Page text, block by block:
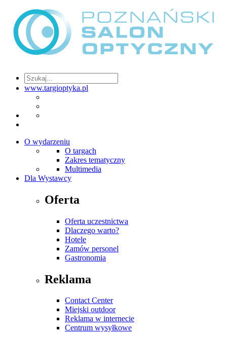
www.targioptyka.pl
O wydarzeniu
O targach
Zakres tematyczny
Multimedia
Dla Wystawcy
Oferta
Oferta uczestnictwa
Dlaczego warto?
Hotele
Zamów personel
Gastronomia
Reklama
Contact Center
Miejski outdoor
Reklama w internecie
Centrum wysyłkowe